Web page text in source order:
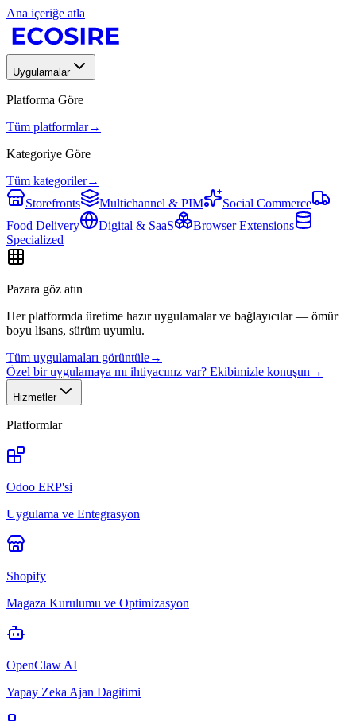
Ana içeriğe atla
Uygulamalar
Platforma Göre
Tüm platformlar→
Kategoriye Göre
Tüm kategoriler→
Storefronts
Multichannel & PIM
Social Commerce
Food Delivery
Digital & SaaS
Browser Extensions
Specialized
Pazara göz atın
Her platformda üretime hazır uygulamalar ve bağlayıcılar — ömür
boyu lisans, sürüm uyumlu.
Tüm uygulamaları görüntüle→
Özel bir uygulamaya mı ihtiyacınız var? Ekibimizle konuşun →
Hizmetler
Platformlar
Odoo ERP'si
Uygulama ve Entegrasyon
Shopify
Magaza Kurulumu ve Optimizasyon
OpenClaw AI
Yapay Zeka Ajan Dagitimi